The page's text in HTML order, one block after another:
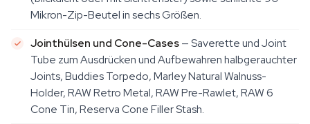
Mikron-Zip-Beutel in sechs Größen.
Jointhülsen und Cone-Cases— Saverette und Joint
Tube zum Ausdrücken und Aufbewahren halbgerauchter
Joints, Buddies Torpedo, Marley Natural Walnuss-
Holder, RAW Retro Metal, RAW Pre-Rawlet, RAW 6
Cone Tin, Reserva Cone Filler Stash.